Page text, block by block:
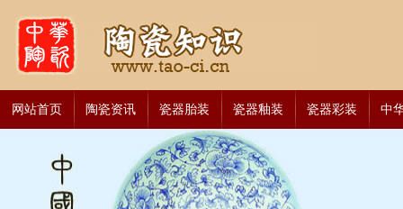
网站首页 陶瓷资讯 瓷器胎装 瓷器釉装 瓷器彩装 中